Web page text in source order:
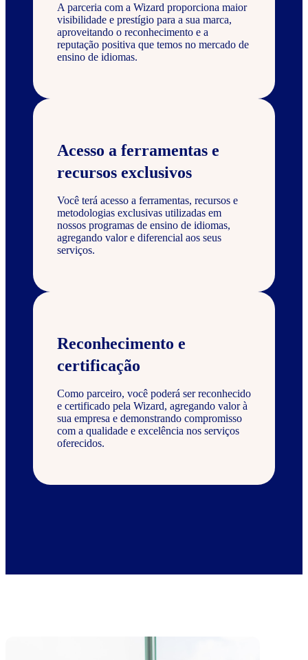
A parceria com a Wizard proporciona maior
visibilidade e prestígio para a sua marca,
aproveitando o reconhecimento e a
reputação positiva que temos no mercado de
ensino de idiomas.
Acesso a ferramentas e
recursos exclusivos
Você terá acesso a ferramentas, recursos e
metodologias exclusivas utilizadas em
nossos programas de ensino de idiomas,
agregando valor e diferencial aos seus
serviços.
Reconhecimento e
certificação
Como parceiro, você poderá ser reconhecido
e certificado pela Wizard, agregando valor à
sua empresa e demonstrando compromisso
com a qualidade e excelência nos serviços
oferecidos.